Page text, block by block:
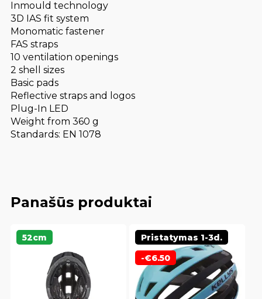
Inmould technology
3D IAS fit system
Monomatic fastener
FAS straps
10 ventilation openings
2 shell sizes
Basic pads
Reflective straps and logos
Plug-In LED
Weight from 360 g
Standards: EN 1078
Panašūs produktai
52cm
Pristatymas 1-3d.
-€6.50